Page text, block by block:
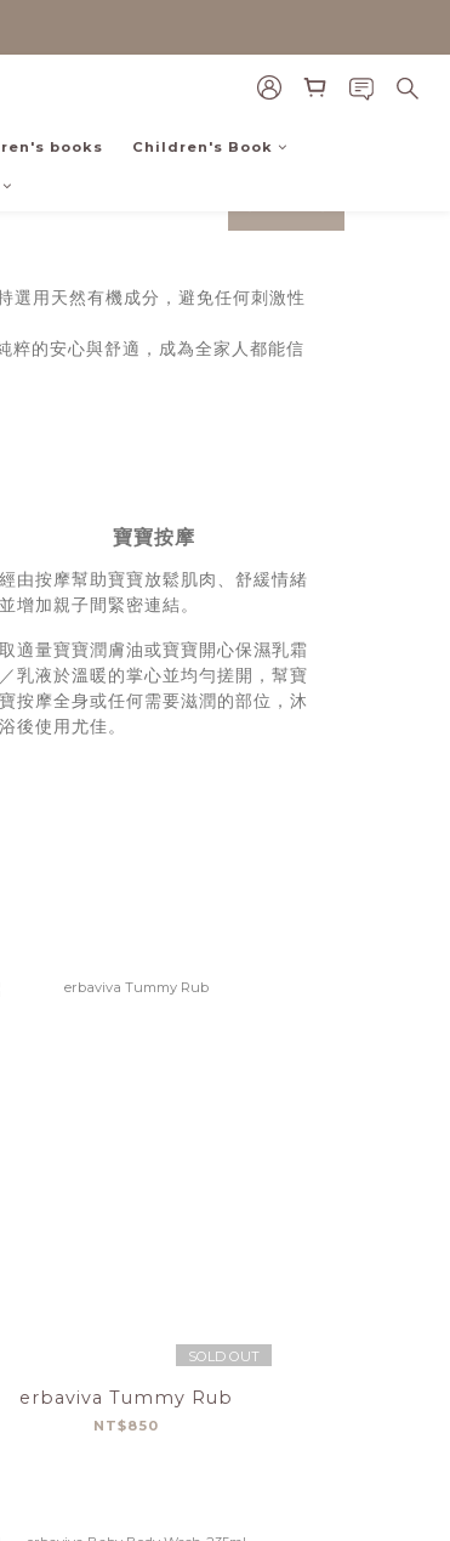
books Children's Book
prev next
用天然有機成分，避免任何刺激性
的安心與舒適，成為全家人都能信
寶寶按摩
經由按摩幫助寶寶放鬆肌肉、舒緩情緒
並增加親子間緊密連結。
取適量寶寶潤膚油或寶寶開心保濕乳霜
／乳液於溫暖的掌心並均勻搓開，幫寶
寶按摩全身或任何需要滋潤的部位，沐
浴後使用尤佳。
SOLD OUT
erbaviva Tummy Rub
NT$850